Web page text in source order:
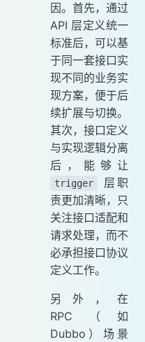
因。首先，通过
API 层定义统一
标准后，可以基
于同一套接口实
现不同的业务实
现方案，便于后
续扩展与切换。
其次，接口定义
与实现逻辑分离
后，能够让
trigger
层职
责更加清晰，只
关注接口适配和
请求处理，而不
必承担接口协议
定义工作。
另外，在
RPC（如
Dubbo）场景